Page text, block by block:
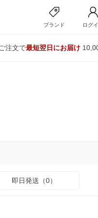
ブランド ログ
注文で最短翌日にお届け
即日発送（0）